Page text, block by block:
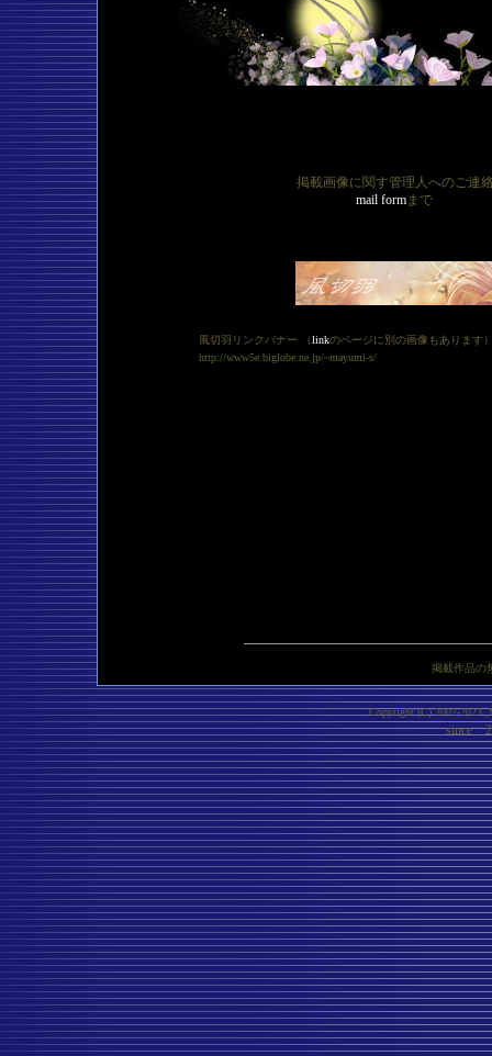
掲載画像に関す管理人へのご連
mail formまで
風切羽リンクバナー （linkのページに別の画像もあります
http://www5e.biglobe.ne.jp/~mayumi-s/
掲載作品の
Copyright (C) 2002-2023
since